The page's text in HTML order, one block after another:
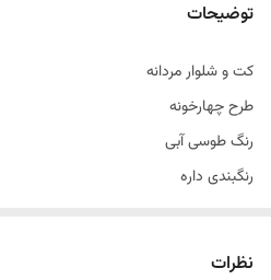
توضیحات
کت و شلوار مردانه
طرح چهارخونه
رنگ طوسی آبی
رنگبندی داره
نظرات